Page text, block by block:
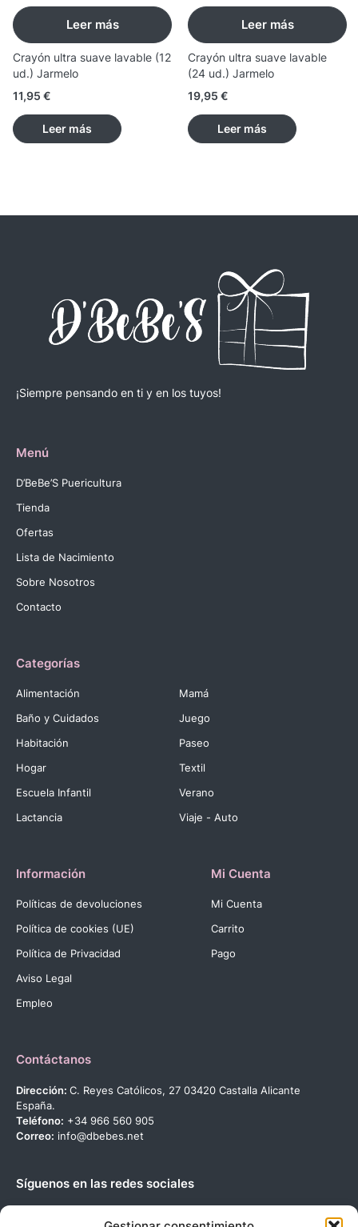
Leer más
Crayón ultra suave lavable (12
ud.) Jarmelo
11,95 €
Leer más
Leer más
Crayón ultra suave lavable
(24 ud.) Jarmelo
19,95 €
Leer más
¡Siempre pensando en ti y en los tuyos!
Menú
D’BeBe’S Puericultura
Tienda
Ofertas
Lista de Nacimiento
Sobre Nosotros
Contacto
Categorías
Alimentación
Baño y Cuidados
Habitación
Hogar
Escuela Infantil
Lactancia
Mamá
Juego
Paseo
Textil
Verano
Viaje - Auto
Información
Políticas de devoluciones
Política de cookies (UE)
Política de Privacidad
Aviso Legal
Empleo
Mi Cuenta
Mi Cuenta
Carrito
Pago
Contáctanos
Dirección: C. Reyes Católicos, 27 03420 Castalla Alicante
España.
Teléfono: +34 966 560 905
Correo: info@dbebes.net
Síguenos en las redes sociales